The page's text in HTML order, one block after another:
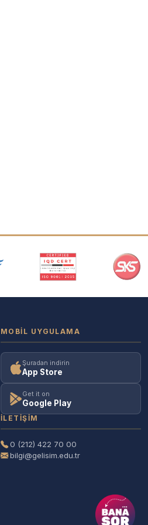
MOBIL UYGULAMA
Şuradan indirin
App Store
Get it on
Google Play
İLETIŞIM
0 (212) 422 70 00
bilgi@gelisim.edu.tr